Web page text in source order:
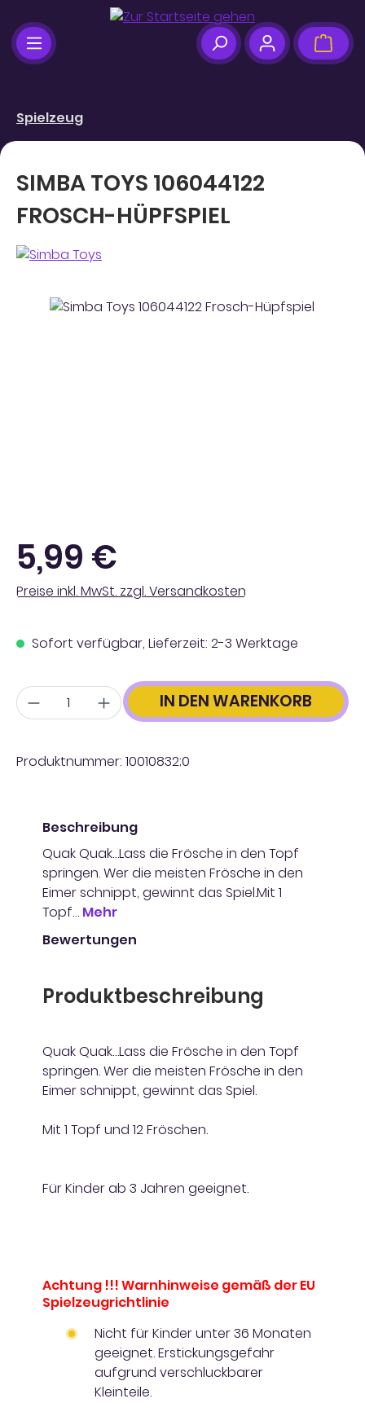
Zum Hauptinhalt springen
Spielzeug
SIMBA TOYS 106044122
FROSCH-HÜPFSPIEL
Bildergalerie überspringen
Regulärer Preis:
5,99 €
Preise inkl. MwSt. zzgl. Versandkosten
Sofort verfügbar, Lieferzeit: 2-3 Werktage
Anzahl IN DEN WARENKORB
Produktnummer: 10010832;0
Beschreibung
Quak Quak…Lass die Frösche in den Topf
springen. Wer die meisten Frösche in den
Eimer schnippt, gewinnt das Spiel.Mit 1
Topf… Mehr
Bewertungen
Produktbeschreibung
Quak Quak…Lass die Frösche in den Topf
springen. Wer die meisten Frösche in den
Eimer schnippt, gewinnt das Spiel.
Mit 1 Topf und 12 Fröschen.
Für Kinder ab 3 Jahren geeignet.
Achtung !!! Warnhinweise gemäß der EU
Spielzeugrichtlinie
Nicht für Kinder unter 36 Monaten
geeignet. Erstickungsgefahr
aufgrund verschluckbarer
Kleinteile.